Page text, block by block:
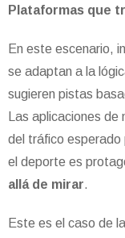
Plataformas que
En este escenario,
se adaptan a la
sugieren pistas
Las aplicaciones
del tráfico esperado
el deporte es
allá de mirar.
Este es el caso de